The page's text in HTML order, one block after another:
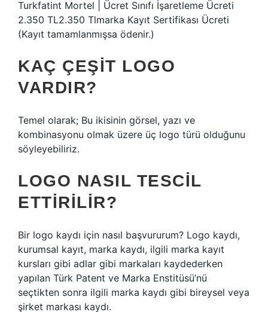
Turkfatint Mortel | Ücret Sınıfı İşaretleme Ücreti
2.350 TL2.350 Tlmarka Kayıt Sertifikası Ücreti
(Kayıt tamamlanmışsa ödenir.)
KAÇ ÇEŞIT LOGO
VARDIR?
Temel olarak; Bu ikisinin görsel, yazı ve
kombinasyonu olmak üzere üç logo türü olduğunu
söyleyebiliriz.
LOGO NASIL TESCIL
ETTIRILIR?
Bir logo kaydı için nasıl başvururum? Logo kaydı,
kurumsal kayıt, marka kaydı, ilgili marka kayıt
kursları gibi adlar gibi markaları kaydederken
yapılan Türk Patent ve Marka Enstitüsü’nü
seçtikten sonra ilgili marka kaydı gibi bireysel veya
şirket markası kaydı.